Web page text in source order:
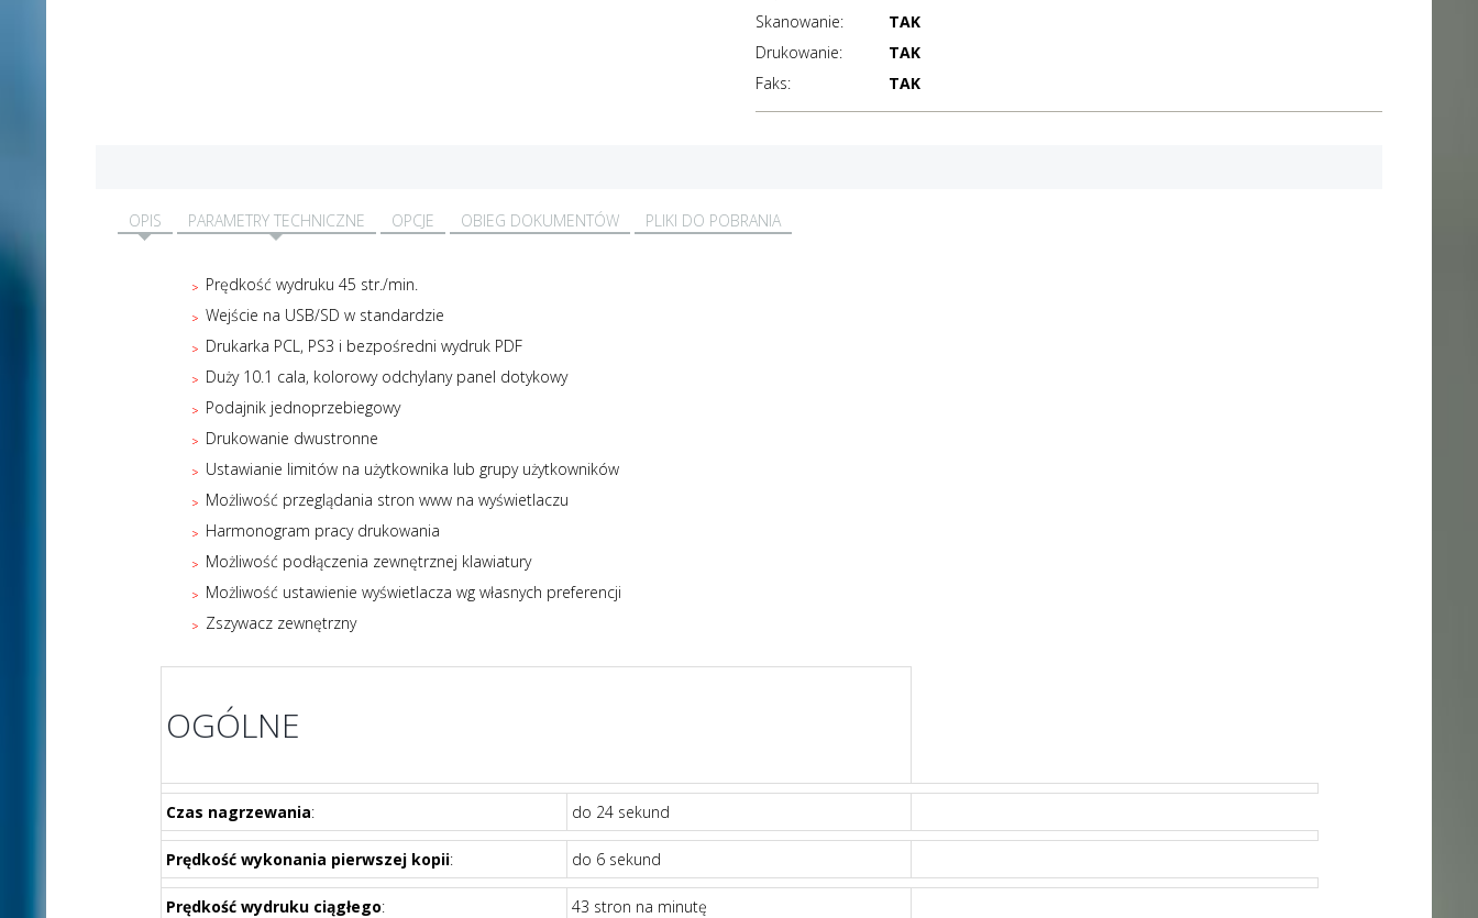
Skanowanie:
TAK
Drukowanie:
TAK
Faks:
TAK
OPIS PARAMETRY TECHNICZNE OPCJE OBIEG DOKUMENTÓW PLIKI DO POBRANIA
Prędkość wydruku 45 str./min.
Wejście na USB/SD w standardzie
Drukarka PCL, PS3 i bezpośredni wydruk PDF
Duży 10.1 cala, kolorowy odchylany panel dotykowy
Podajnik jednoprzebiegowy
Drukowanie dwustronne
Ustawianie limitów na użytkownika lub grupy użytkowników
Możliwość przeglądania stron www na wyświetlaczu
Harmonogram pracy drukowania
Możliwość podłączenia zewnętrznej klawiatury
Możliwość ustawienie wyświetlacza wg własnych preferencji
Zszywacz zewnętrzny
OGÓLNE
Czas nagrzewania: do 24 sekund
Prędkość wykonania pierwszej kopii: do 6 sekund
Prędkość wydruku ciągłego: 43 stron na minutę